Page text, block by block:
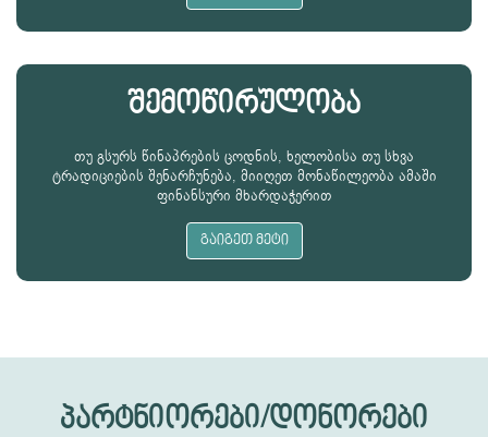
შემოწირულობა
თუ გსურს წინაპრების ცოდნის, ხელობისა თუ სხვა
ტრადიციების შენარჩუნება, მიიღეთ მონაწილეობა ამაში
ფინანსური მხარდაჭერით
გაიგეთ მეტი
პარტნიორები/დონორები